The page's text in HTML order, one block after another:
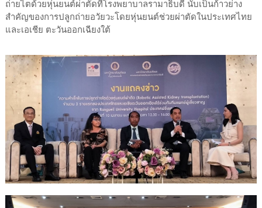
ถ่ายไตด้วยหุ่นยนต์ผ่าตัดที่โรงพยาบาลรามาธิบดี นับเป็นก้าวย่าง
สำคัญของการปลูกถ่ายอวัยวะโดยหุ่นยนต์ช่วยผ่าตัดในประเทศไทย
และเอเชีย ตะวันออกเฉียงใต้